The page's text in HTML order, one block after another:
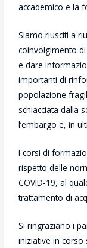
accademico e la
Siamo riusciti a
coinvolgimento
e dare
importanti di
popolazione
schiacciata dalla
l’embargo e, in
I corsi di
rispetto delle
COVID-19, al
trattamento di
Si ringraziano i
iniziative in